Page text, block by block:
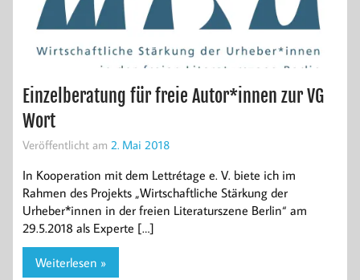
Einzelberatung für freie Autor*innen zur VG
Wort
Veröffentlicht am 2. Mai 2018
In Kooperation mit dem Lettrétage e. V. biete ich im
Rahmen des Projekts „Wirtschaftliche Stärkung der
Urheber*innen in der freien Literaturszene Berlin“ am
29.5.2018 als Experte […]
Weiterlesen »